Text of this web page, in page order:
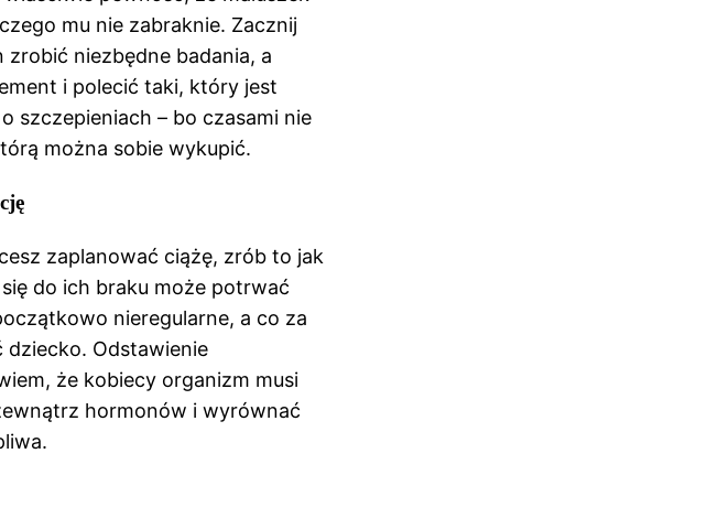
mu nie zabraknie. Zacznij
niezbędne badania, a
i polecić taki, który jest
szczepieniach – bo czasami nie
można sobie wykupić.
zaplanować ciążę, zrób to jak
do ich braku może potrwać
nieregularne, a co za
Odstawienie
że kobiecy organizm musi
hormonów i wyrównać